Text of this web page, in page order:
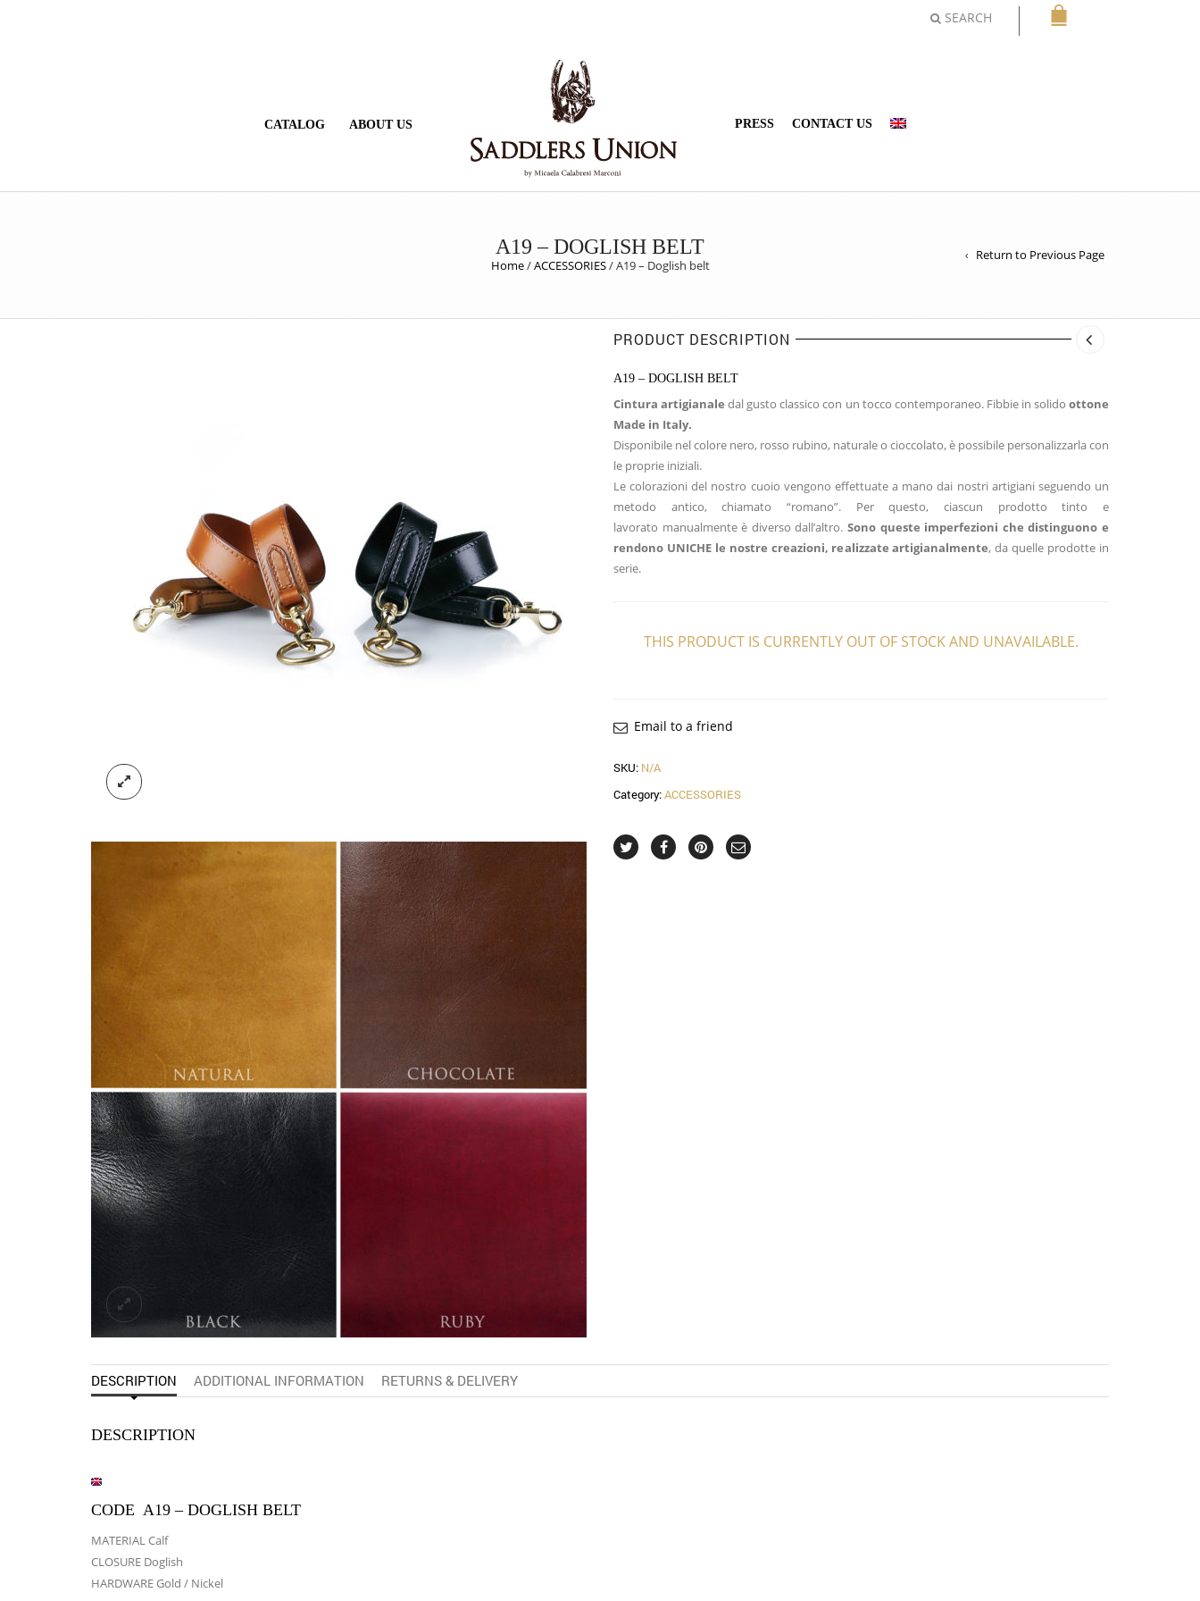
SEARCH
CATALOG ABOUT US PRESS CONTACT US
A19 – DOGLISH BELT
Home/ACCESSORIES/A19 – Doglish belt
Return to Previous Page
PRODUCT DESCRIPTION
A19 – DOGLISH BELT
Cintura artigianale dal gusto classico con un tocco contemporaneo. Fibbie in solido ottone
Made in Italy.
Disponibile nel colore nero, rosso rubino, naturale o cioccolato, è possibile personalizzarla con
le proprie iniziali.
Le colorazioni del nostro cuoio vengono effettuate a mano dai nostri artigiani seguendo un
metodo antico, chiamato “romano”. Per questo, ciascun prodotto tinto e
lavorato manualmente è diverso dall’altro. Sono queste imperfezioni che distinguono e
rendono UNICHE le nostre creazioni, realizzate artigianalmente, da quelle prodotte in
serie.
THIS PRODUCT IS CURRENTLY OUT OF STOCK AND UNAVAILABLE.
Email to a friend
SKU: N/A
Category:ACCESSORIES
DESCRIPTION ADDITIONAL INFORMATION RETURNS & DELIVERY
DESCRIPTION
CODE A19 – DOGLISH BELT
MATERIAL Calf
CLOSURE Doglish
HARDWARE Gold / Nickel